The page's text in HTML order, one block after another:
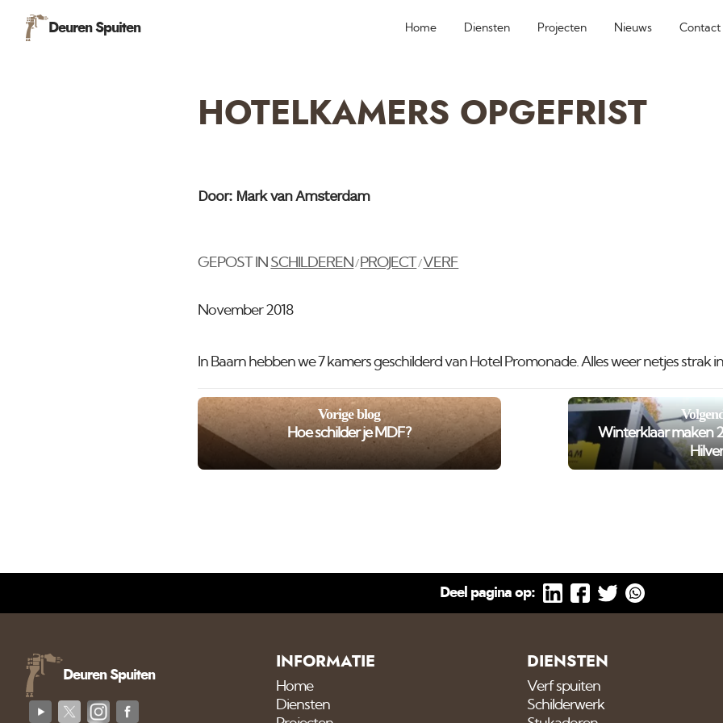
Deuren Spuiten Home Diensten Projecten Nieuws Contact
HOTELKAMERS OPGEFRIST
Door: Mark van Amsterdam
GEPOST IN SCHILDEREN / PROJECT /VERF
November 2018
In Baarn hebben we 7 kamers geschilderd van Hotel Promonade. Alles weer netjes strak
Vorige blog
Hoe schilder je MDF?
Winterklaar maken
Deel pagina op:
Deuren Spuiten
INFORMATIE
Home
Diensten
DIENSTEN
Verf spuiten
Schilderwerk